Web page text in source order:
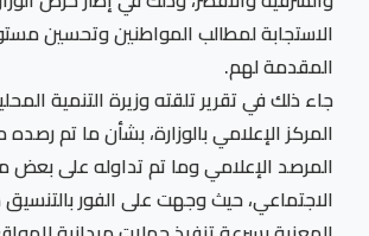
الاستجابة لمطالب المواطنين وتحسين
المقدمة لهم.
جاء ذلك في تقرير تلقته وزيرة التنمية
المركز الإعلامي بالوزارة، بشأن ما تم
المرصد الإعلامي وما تم تداوله على بعض
الاجتماعي، حيث وجهت على الفور